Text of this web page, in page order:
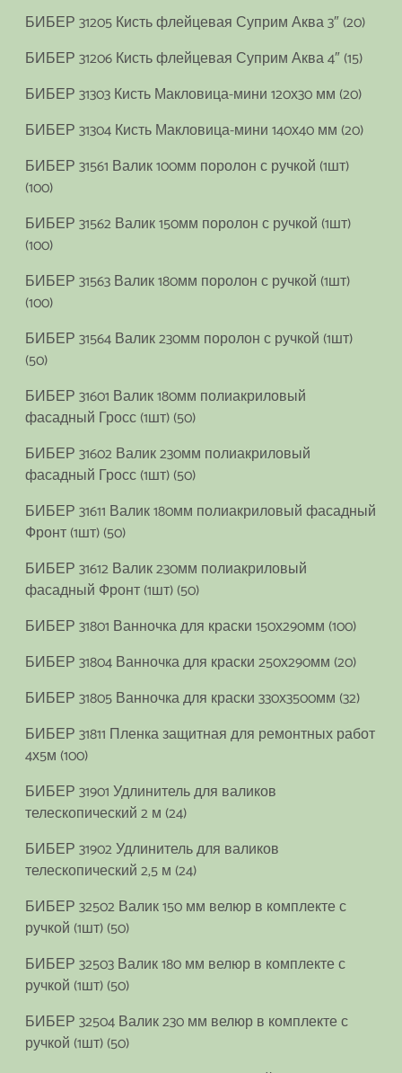
БИБЕР 31205 Кисть флейцевая Суприм Аква 3″ (20)
БИБЕР 31206 Кисть флейцевая Суприм Аква 4″ (15)
БИБЕР 31303 Кисть Макловица-мини 120х30 мм (20)
БИБЕР 31304 Кисть Макловица-мини 140х40 мм (20)
БИБЕР 31561 Валик 100мм поролон с ручкой (1шт)
(100)
БИБЕР 31562 Валик 150мм поролон с ручкой (1шт)
(100)
БИБЕР 31563 Валик 180мм поролон с ручкой (1шт)
(100)
БИБЕР 31564 Валик 230мм поролон с ручкой (1шт)
(50)
БИБЕР 31601 Валик 180мм полиакриловый
фасадный Гросс (1шт) (50)
БИБЕР 31602 Валик 230мм полиакриловый
фасадный Гросс (1шт) (50)
БИБЕР 31611 Валик 180мм полиакриловый фасадный
Фронт (1шт) (50)
БИБЕР 31612 Валик 230мм полиакриловый
фасадный Фронт (1шт) (50)
БИБЕР 31801 Ванночка для краски 150х290мм (100)
БИБЕР 31804 Ванночка для краски 250х290мм (20)
БИБЕР 31805 Ванночка для краски 330х3500мм (32)
БИБЕР 31811 Пленка защитная для ремонтных работ
4х5м (100)
БИБЕР 31901 Удлинитель для валиков
телескопический 2 м (24)
БИБЕР 31902 Удлинитель для валиков
телескопический 2,5 м (24)
БИБЕР 32502 Валик 150 мм велюр в комплекте с
ручкой (1шт) (50)
БИБЕР 32503 Валик 180 мм велюр в комплекте с
ручкой (1шт) (50)
БИБЕР 32504 Валик 230 мм велюр в комплекте с
ручкой (1шт) (50)